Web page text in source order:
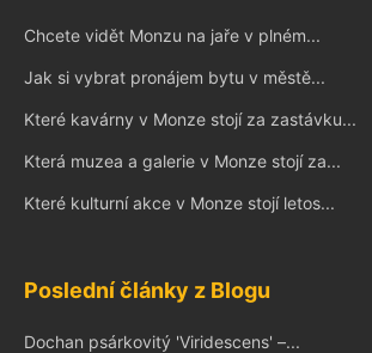
Chcete vidět Monzu na jaře v plném...
Jak si vybrat pronájem bytu v městě...
Které kavárny v Monze stojí za zastávku...
Která muzea a galerie v Monze stojí za...
Které kulturní akce v Monze stojí letos...
Poslední články z Blogu
Dochan psárkovitý 'Viridescens' –...